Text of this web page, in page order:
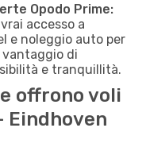
Opodo Prime:
accesso a
e noleggio auto per
di
e tranquillità.
offrono voli
Eindhoven